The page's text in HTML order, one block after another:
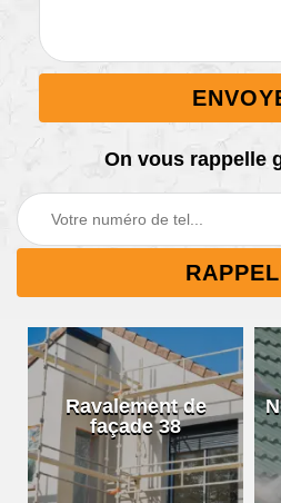
On vous rappelle
Ravalement de
façade 38